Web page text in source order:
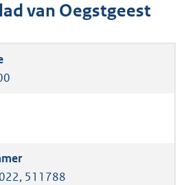
van Oegstgeest
511788